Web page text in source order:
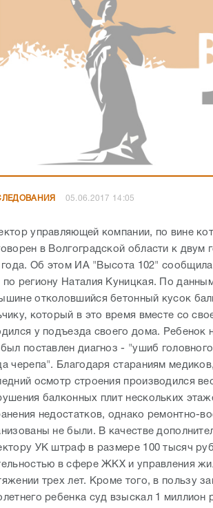
05.06.2017 14:05
управляющей компании, по вине
в Волгоградской области к
года. Об этом ИА "Высота 102"
региону Наталия Куницкая. По
отколовшийся бетонный кусок
который в это время вместе со
у подъезда своего дома. Ребенок
поставлен диагноз - "ушиб
черепа". Благодаря стараниям
осмотр строения производился
балконных плит нескольких
недостатков, однако ремонтно-
не были. В качестве
УК штраф в размере 100 тысяч
в сфере ЖКХ и управления
трех лет. Кроме того, в пользу
ребенка суд взыскал 1 миллион